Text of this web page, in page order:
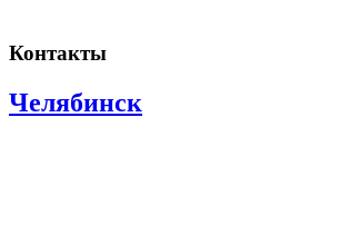
Контакты
Челябинск